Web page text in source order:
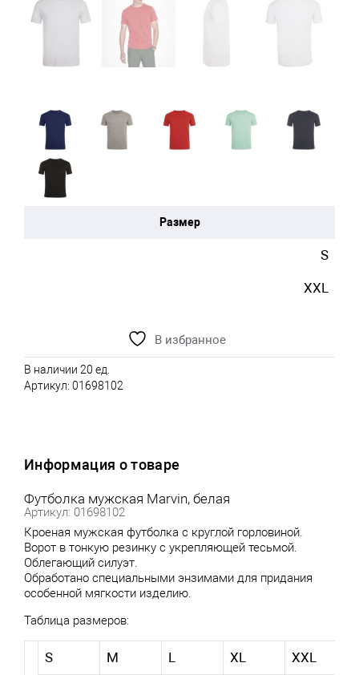
Размер
S
XXL
В избранное
В наличии 20 ед.
Артикул: 01698102
Информация о товаре
Футболка мужская Marvin, белая
Артикул: 01698102
Кроеная мужская футболка с круглой горловиной.
Ворот в тонкую резинку с укрепляющей тесьмой.
Облегающий силуэт.
Обработано специальными энзимами для придания
особенной мягкости изделию.
Таблица размеров:
S M L XL XXL